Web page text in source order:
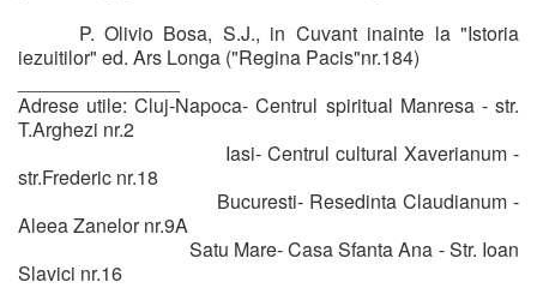
P. Olivio Bosa, S.J., in Cuvant inainte la "Istoria
iezuitilor" ed. Ars Longa ("Regina Pacis"nr.184)
Adrese utile: Cluj-Napoca- Centrul spiritual Manresa - str.
T.Arghezi nr.2
Iasi- Centrul cultural Xaverianum -
str.Frederic nr.18
Bucuresti- Resedinta Claudianum -
Aleea Zanelor nr.9A
Satu Mare- Casa Sfanta Ana - Str. Ioan
Slavici nr.16